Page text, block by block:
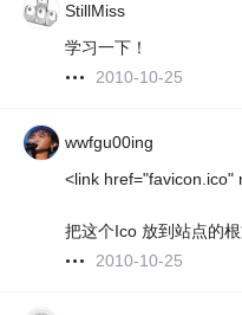
StillMiss
学习一下！
2010-10-25
wwfgu00ing
<link href="favicon.ico"
把这个Ico 放到站点的
2010-10-25